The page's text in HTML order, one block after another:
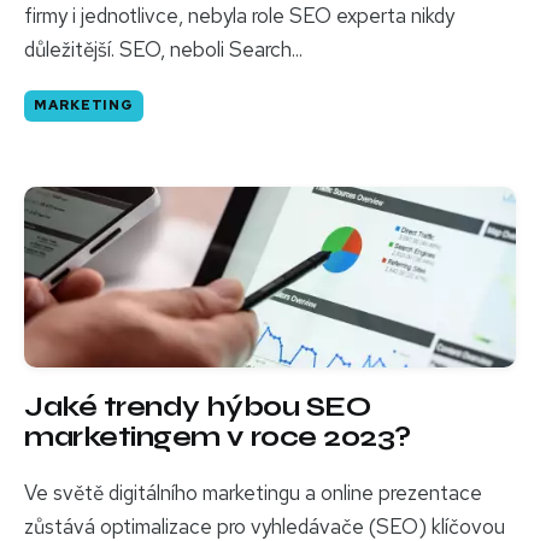
firmy i jednotlivce, nebyla role SEO experta nikdy
důležitější. SEO, neboli Search...
MARKETING
Jaké trendy hýbou SEO
marketingem v roce 2023?
Ve světě digitálního marketingu a online prezentace
zůstává optimalizace pro vyhledávače (SEO) klíčovou